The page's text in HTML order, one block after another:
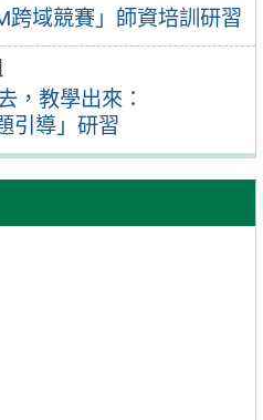
跨域競賽」師資培訓研習
，教學出來：
引導」研習